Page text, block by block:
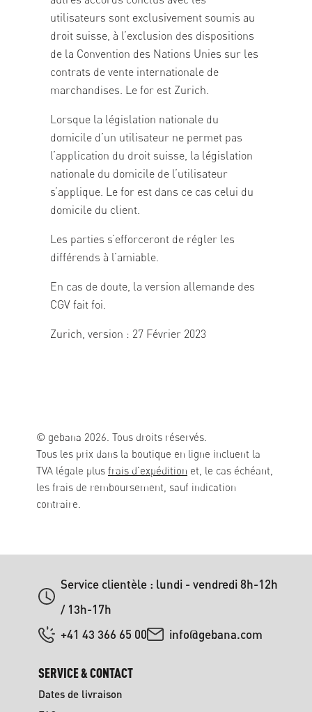
utilisateurs sont exclusivement soumis au
droit suisse, à l’exclusion des dispositions
de la Convention des Nations Unies sur les
contrats de vente internationale de
marchandises. Le for est Zurich.
Lorsque la législation nationale du
domicile d’un utilisateur ne permet pas
l’application du droit suisse, la législation
nationale du domicile de l’utilisateur
s’applique. Le for est dans ce cas celui du
domicile du client.
Les parties s’efforceront de régler les
différends à l’amiable.
En cas de doute, la version allemande des
CGV fait foi.
Zurich, version : 27 Février 2023
© gebana 2026. Tous droits réservés.
Tous les prix dans la boutique en ligne incluent la
TVA légale plus frais d'expédition et, le cas échéant,
les frais de remboursement, sauf indication
contraire.
Service clientèle : lundi - vendredi 8h-12h
/ 13h-17h
+41 43 366 65 00
info@gebana.com
SERVICE & CONTACT
Dates de livraison